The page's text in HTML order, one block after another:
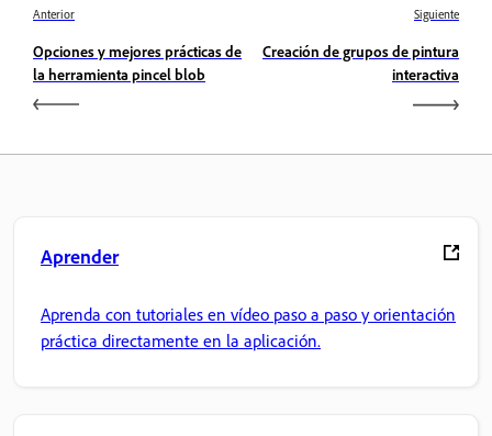
Anterior
Opciones y mejores prácticas de
la herramienta pincel blob
Siguiente
Creación de grupos de pintura
interactiva
Aprender
Aprenda con tutoriales en vídeo paso a paso y orientación
práctica directamente en la aplicación.